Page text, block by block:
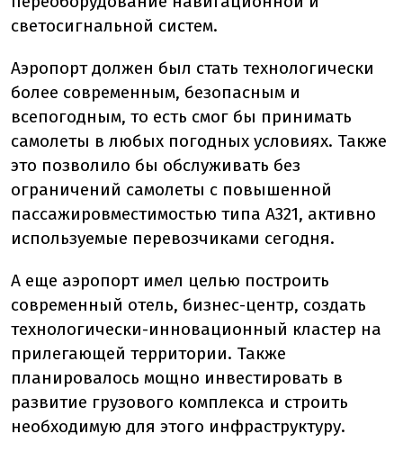
светосигнальной систем.
Аэропорт должен был стать технологически
более современным, безопасным и
всепогодным, то есть смог бы принимать
самолеты в любых погодных условиях. Также
это позволило бы обслуживать без
ограничений самолеты с повышенной
пассажировместимостью типа А321, активно
используемые перевозчиками сегодня.
А еще аэропорт имел целью построить
современный отель, бизнес-центр, создать
технологически-инновационный кластер на
прилегающей территории. Также
планировалось мощно инвестировать в
развитие грузового комплекса и строить
необходимую для этого инфраструктуру.